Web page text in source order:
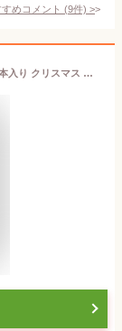
めコメント (9件) >
【送料無料】【公式】ヨックモック シガール 48本入り クリスマス お歳暮 女性 お取り寄せ スイーツ お菓子 焼き菓子 洋菓子 プレゼント ギフト プチギフト 手土産 シガール クッキー 個包装 詰め合わせ 缶 誕生日 お礼 お供え 食べ物 退職 内祝い